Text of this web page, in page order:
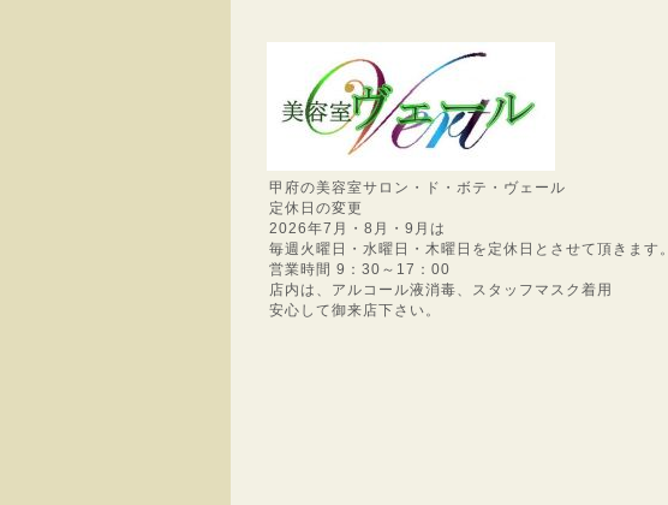
甲府の美容室サロン・ド・ボテ・ヴェール
定休日の変更
2026年7月・8月・9月は
毎週火曜日・水曜日・木曜日を定休日とさせて頂きます。
営業時間 9：30～17：00
店内は、アルコール液消毒、スタッフマスク着用
安心して御来店下さい。